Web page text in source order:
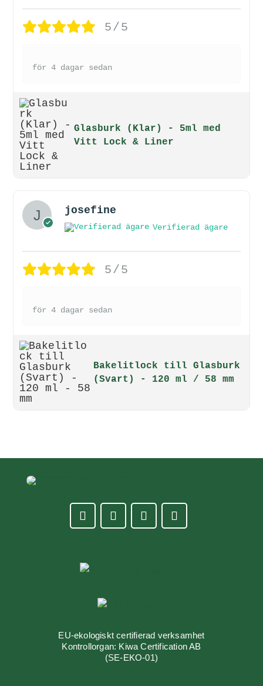
5/5
för 4 dagar sedan
Glasburk (Klar) - 5ml med
Vitt Lock & Liner
josefine
Verifierad ägare
5/5
för 4 dagar sedan
Bakelitlock till Glasburk
(Svart) - 120 ml / 58 mm
EU-ekologiskt certifierad verksamhet
Kontrollorgan: Kiwa Certification AB
(SE-EKO-01)